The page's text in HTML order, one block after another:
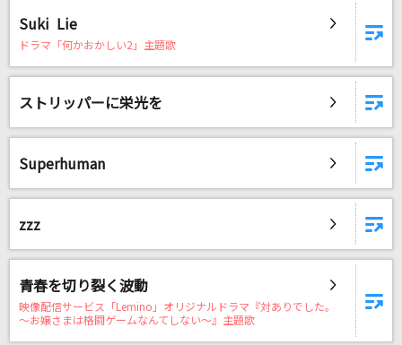
Suki Lie
ドラマ「何かおかしい2」主題歌
ストリッパーに栄光を
Superhuman
zzz
青春を切り裂く波動
映像配信サービス「Lemino」オリジナルドラマ『対ありでした。
～お嬢さまは格闘ゲームなんてしない～』主題歌